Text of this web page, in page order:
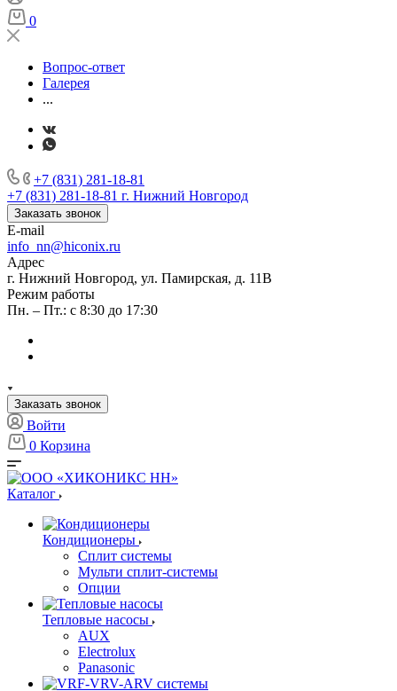
0
Вопрос-ответ
Галерея
...
+7 (831) 281-18-81
+7 (831) 281-18-81 г. Нижний Новгород
Заказать звонок
E-mail
info_nn@hiconix.ru
Адрес
г. Нижний Новгород, ул. Памирская, д. 11В
Режим работы
Пн. – Пт.: с 8:30 до 17:30
Заказать звонок
Войти
0 Корзина
Каталог
Кондиционеры
Сплит системы
Мульти сплит-системы
Опции
Тепловые насосы
AUX
Electrolux
Panasonic